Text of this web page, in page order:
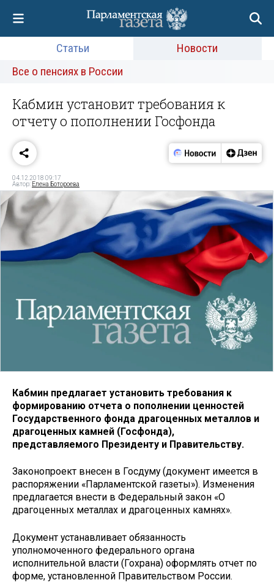
Статьи
Новости
Все о пенсиях в России
Кабмин установит требования к
отчету о пополнении Госфонда
04.12.2018 09:17
Автор: Елена Ботороева
Кабмин предлагает установить требования к
формированию отчета о пополнении ценностей
Государственного фонда драгоценных металлов и
драгоценных камней (Госфонда),
представляемого Президенту и Правительству.
Законопроект внесен в Госдуму (документ имеется в
распоряжении «Парламентской газеты»). Изменения
предлагается внести в Федеральный закон «О
драгоценных металлах и драгоценных камнях».
Документ устанавливает обязанность
уполномоченного федерального органа
исполнительной власти (Гохрана) оформлять отчет по
форме, установленной Правительством России.